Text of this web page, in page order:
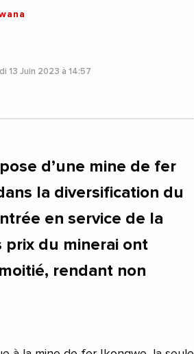
13 Juin 2023 à 14:57
d’une mine de fer
la diversification du
en service de la
prix du minerai ont
rendant non